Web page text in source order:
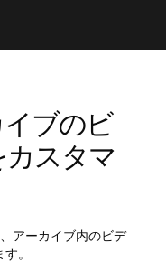
ブのビ
スタマ
アーカイブ内のビデ
。